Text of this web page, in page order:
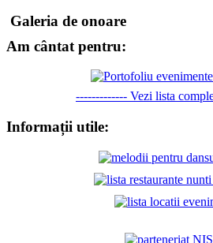
Galeria de onoare
Am cântat pentru:
------------- Vezi lista
Informații utile: